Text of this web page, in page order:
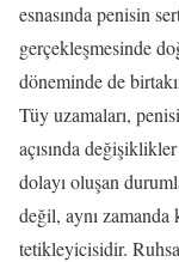
esnasında penisin
gerçekleşmesinde
döneminde de
Tüy uzamaları,
açısında
dolayı oluşan
değil, aynı zamanda
tetikleyicisidir.